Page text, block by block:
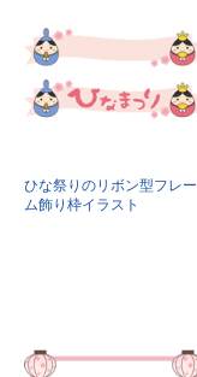
ひな祭りのリボン型フレー
ム飾り枠イラスト